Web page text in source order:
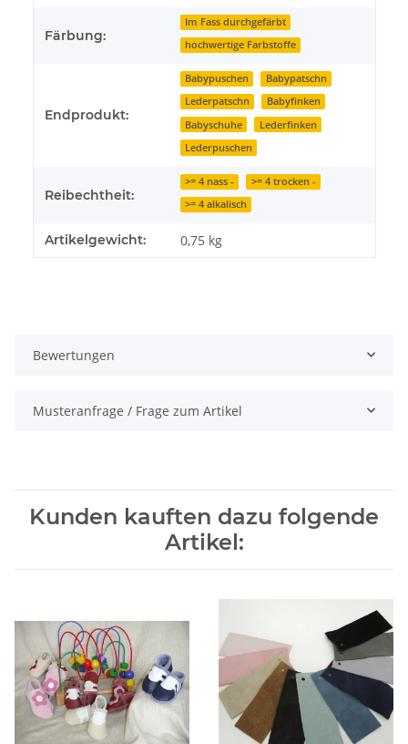
Färbung:
Im Fass durchgefärbt
hochwertige Farbstoffe
Endprodukt:
Babypuschen
Babypatschn
Lederpatschn
Babyfinken
Babyschuhe
Lederfinken
Lederpuschen
Reibechtheit:
>= 4 nass -
>= 4 trocken -
>= 4 alkalisch
Artikelgewicht: 0,75 kg
Bewertungen
Musteranfrage / Frage zum Artikel
Kunden kauften dazu folgende
Artikel: